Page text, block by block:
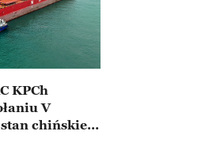
KPCh
V
chińskiej